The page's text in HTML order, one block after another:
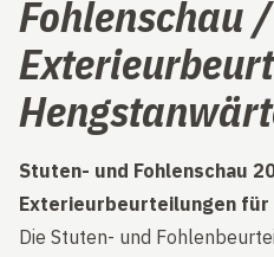
Fohlenschau /
Stuten- und Fohlenschau
Exterieurbeurteilungen
Die Stuten- und